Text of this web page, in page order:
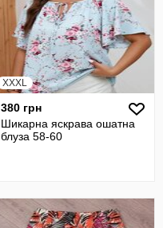
XXXL
380 грн
Шикарна яскрава ошатна
блуза 58-60